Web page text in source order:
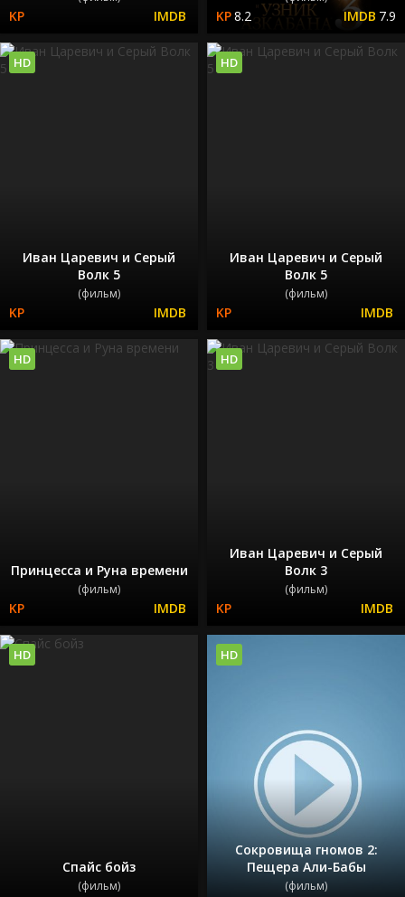
8.2 7.9
Иван Царевич и Серый
Волк 5
(фильм)
HD
Иван Царевич и Серый
Волк 5
(фильм)
HD
Принцесса и Руна времени
(фильм)
HD
Иван Царевич и Серый
Волк 3
(фильм)
HD
Спайс бойз
(фильм)
HD
Сокровища гномов 2:
Пещера Али-Бабы
(фильм)
HD